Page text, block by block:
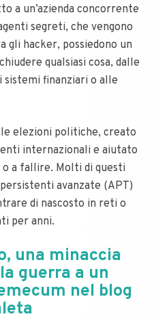
a un’azienda concorrente
segreti, che vengono
hacker, possiedono un
qualsiasi cosa, dalle
finanziari o alle
elezioni politiche, creato
internazionali e aiutato
o a fallire. Molti di questi
avanzate (APT)
di nascosto in reti o
per anni.
una minaccia
guerra a un
nel blog